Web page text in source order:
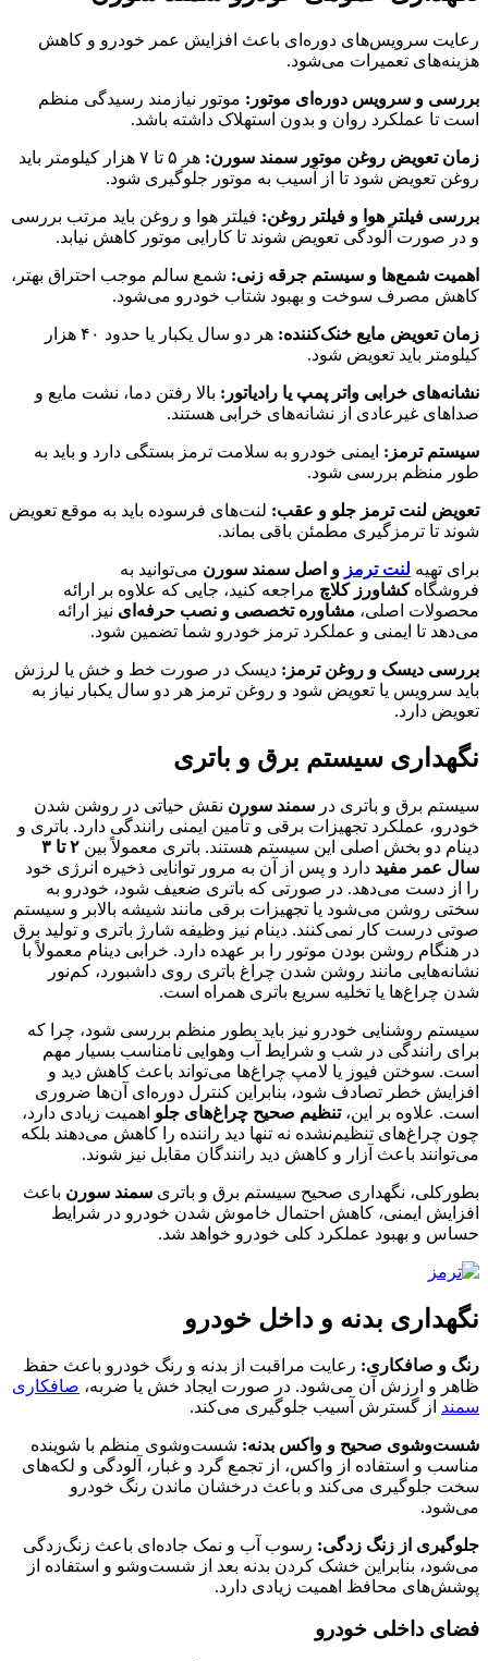
رعایت سرویس‌های دوره‌ای باعث افزایش عمر خودرو و کاهش
هزینه‌های تعمیرات می‌شود.
بررسی و سرویس دوره‌ای موتور: موتور نیازمند رسیدگی منظم
است تا عملکرد روان و بدون استهلاک داشته باشد.
زمان تعویض روغن موتور سمند سورن:
هر ۵ تا ۷ هزار کیلومتر باید
روغن تعویض شود تا از آسیب به موتور جلوگیری شود.
بررسی فیلتر هوا و فیلتر روغن: فیلتر هوا و روغن باید مرتب بررسی
و در صورت آلودگی تعویض شوند تا کارایی موتور کاهش نیابد.
اهمیت شمع‌ها و سیستم جرقه ‌زنی: شمع سالم موجب احتراق بهتر،
کاهش مصرف سوخت و بهبود شتاب خودرو می‌شود.
زمان تعویض مایع خنک‌کننده:
هر دو سال یکبار یا حدود ۴۰ هزار
کیلومتر باید تعویض شود.
نشانه‌های خرابی واتر پمپ یا رادیاتور: بالا رفتن دما، نشت مایع و
صداهای غیرعادی از نشانه‌های خرابی هستند.
سیستم ترمز: ایمنی خودرو به سلامت ترمز بستگی دارد و باید به
طور منظم بررسی شود.
تعویض لنت ترمز جلو و عقب: لنت‌های فرسوده باید به موقع تعویض
شوند تا ترمزگیری مطمئن باقی بماند.
برای تهیه لنت ترمز و اصل سمند سورن می‌توانید به
فروشگاهکشاورز کلاچ مراجعه کنید، جایی که علاوه بر ارائه
محصولات اصلی، مشاوره تخصصی و نصب حرفه‌ای نیز ارائه
می‌دهد تا ایمنی و عملکرد ترمز خودرو شما تضمین شود.
بررسی دیسک و روغن ترمز: دیسک در صورت خط و خش یا لرزش
باید سرویس یا تعویض شود و روغن ترمز هر دو سال یکبار نیاز به
تعویض دارد.
نگهداری سیستم برق و باتری
سیستم برق و باتری در سمند سورن نقش حیاتی در روشن شدن
خودرو، عملکرد تجهیزات برقی و تأمین ایمنی رانندگی دارد. باتری و
دینام دو بخش اصلی این سیستم هستند. باتری معمولاً بین
۲ تا ۳
سال عمر مفید دارد و پس از آن به مرور توانایی ذخیره انرژی خود
را از دست می‌دهد. در صورتی که باتری ضعیف شود، خودرو به
سختی روشن می‌شود یا تجهیزات برقی مانند شیشه ‌بالابر و سیستم
صوتی درست کار نمی‌کنند. دینام نیز وظیفه شارژ باتری و تولید برق
در هنگام روشن بودن موتور را بر عهده دارد. خرابی دینام معمولاً با
نشانه‌هایی مانند روشن شدن چراغ باتری روی داشبورد، کم‌نور
شدن چراغ‌ها یا تخلیه سریع باتری همراه است.
سیستم روشنایی خودرو نیز باید بطور منظم بررسی شود، چرا که
برای رانندگی در شب و شرایط آب ‌وهوایی نامناسب بسیار مهم
است. سوختن فیوز یا لامپ چراغ‌ها می‌تواند باعث کاهش دید و
افزایش خطر تصادف شود، بنابراین کنترل دوره‌ای آن‌ها ضروری
است. علاوه بر این،تنظیم صحیح چراغ‌های جلو اهمیت زیادی دارد،
چون چراغ‌های تنظیم‌نشده نه تنها دید راننده را کاهش می‌دهند بلکه
می‌توانند باعث آزار و کاهش دید رانندگان مقابل نیز شوند.
بطورکلی، نگهداری صحیح سیستم برق و باتری سمند سورن باعث
افزایش ایمنی، کاهش احتمال خاموش شدن خودرو در شرایط
حساس و بهبود عملکرد کلی خودرو خواهد شد.
نگهداری بدنه و داخل خودرو
رنگ و صافکاری: رعایت مراقبت از بدنه و رنگ خودرو باعث حفظ
ظاهر و ارزش آن می‌شود. در صورت ایجاد خش یا ضربه، صافکاری
سمند از گسترش آسیب جلوگیری می‌کند.
شست‌وشوی صحیح و واکس بدنه: شست‌وشوی منظم با شوینده
مناسب و استفاده از واکس، از تجمع گرد و غبار، آلودگی و لکه‌های
سخت جلوگیری می‌کند و باعث درخشان ماندن رنگ خودرو
می‌شود.
جلوگیری از زنگ‌ زدگی: رسوب آب و نمک جاده‌ای باعث زنگ‌زدگی
می‌شود، بنابراین خشک کردن بدنه بعد از شست‌وشو و استفاده از
پوشش‌های محافظ اهمیت زیادی دارد.
فضای داخلی خودرو